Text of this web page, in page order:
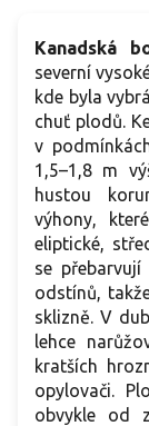
Kanadská
severní
kde byla
chuť plodů.
v
1,5–1,8 m
hustou
výhony,
eliptické,
se
odstínů,
sklizně. V
lehce
kratších
opylovači.
obvykle od